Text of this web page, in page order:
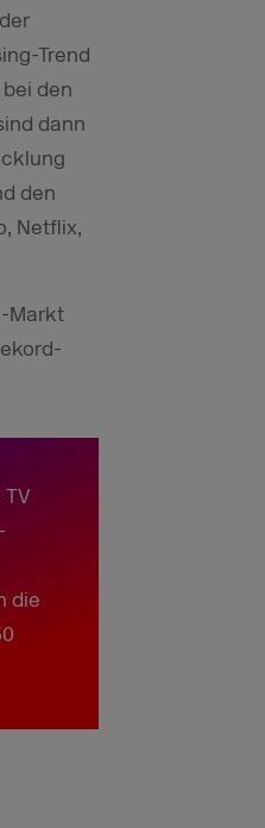
Trend
den
dann
den
Netflix,
Markt
die